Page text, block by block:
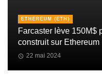
ETHEREUM (ETH)
Farcaster lève 150M$
construit sur Ethereum
22 mai 2024